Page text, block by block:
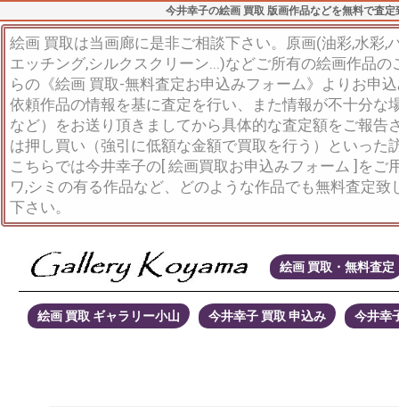
今井幸子の絵画 買取 版画作品などを無料で査定
絵画 買取は当画廊に是非ご相談下さい。原画(油彩,水彩,
エッチング,シルクスクリーン...)などご所有の絵画作品
らの《絵画 買取-無料査定お申込みフォーム》よりお申
依頼作品の情報を基に査定を行い、また情報が不十分な
など）をお送り頂きましてから具体的な査定額をご報告
は押し買い（強引に低額な金額で買取を行う）といった
こちらでは今井幸子の[ 絵画買取お申込みフォーム ]をご
ワ,シミの有る作品など、どのような作品でも無料査定
下さい。
絵画 買取・無料査定
絵画 買取 ギャラリー小山 今井幸子 買取 申込み 今井幸